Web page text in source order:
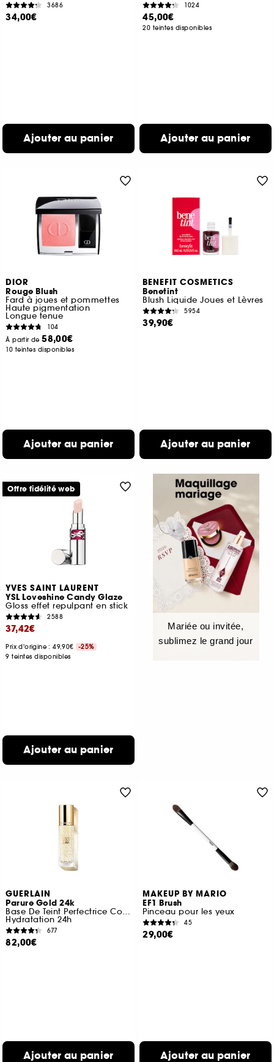
3686
34,00€
Ajouter au panier
1024
45,00€
20 teintes disponibles
Ajouter au panier
DIOR
Rouge Blush
Fard à joues et pommettes
Haute pigmentation
Longue tenue
104
À partir de58,00€
10 teintes disponibles
Ajouter au panier
BENEFIT COSMETICS
Benetint
Blush Liquide Joues et Lèvres
5954
39,90€
Ajouter au panier
YVES SAINT LAURENT
YSL Loveshine Candy Glaze
Gloss effet repulpant en stick
2588
37,42€
Prix d'origine : 49,90€
-25%
9 teintes disponibles
Ajouter au panier
Offre fidélité web
Mariée ou invitée,
sublimez le grand jour
GUERLAIN
Parure Gold 24k
Base De Teint Perfectrice Concentré D’éclat
Hydratation 24h
677
82,00€
Ajouter au panier
MAKEUP BY MARIO
EF1 Brush
Pinceau pour les yeux
45
29,00€
Ajouter au panier